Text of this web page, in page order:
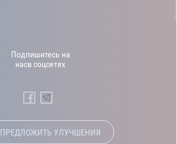
Подпишитесь на
насв соцсетях
ПРЕДЛОЖИТЬ УЛУЧШЕНИЯ